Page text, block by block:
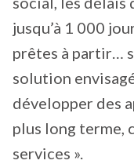
jusqu’à 1 000
prêtes à partir…
solution
développer des
plus long terme,
services ».